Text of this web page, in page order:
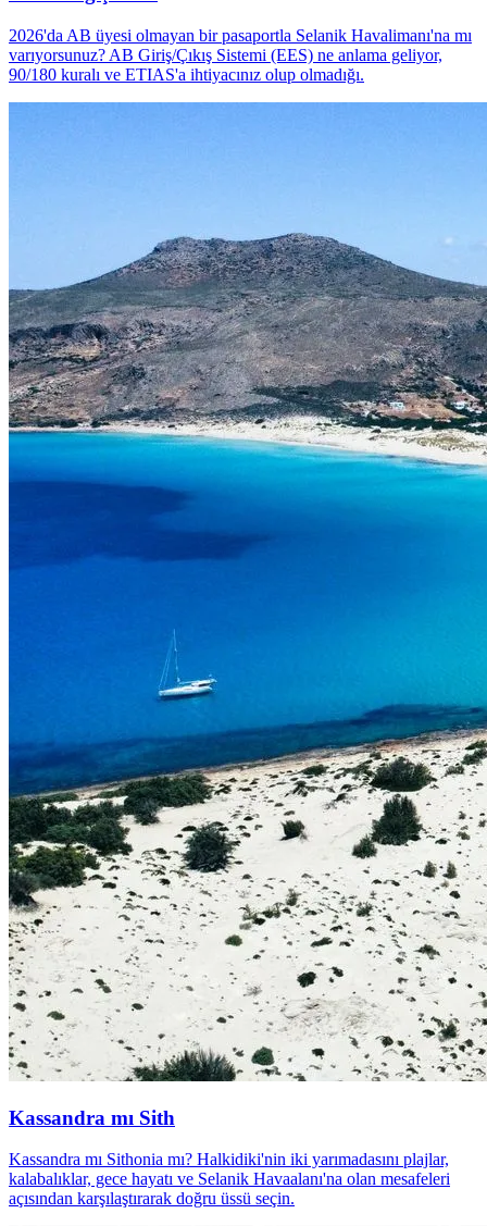
2026'da AB üyesi olmayan bir pasaportla Selanik Havalimanı'na mı
varıyorsunuz? AB Giriş/Çıkış Sistemi (EES) ne anlama geliyor,
90/180 kuralı ve ETIAS'a ihtiyacınız olup olmadığı.
Kassandra mı Sith
Kassandra mı Sithonia mı? Halkidiki'nin iki yarımadasını plajlar,
kalabalıklar, gece hayatı ve Selanik Havaalanı'na olan mesafeleri
açısından karşılaştırarak doğru üssü seçin.